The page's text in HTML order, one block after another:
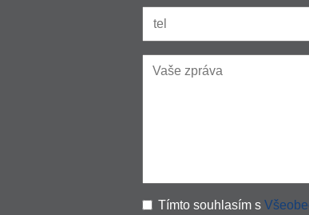
Tímto souhlasím s